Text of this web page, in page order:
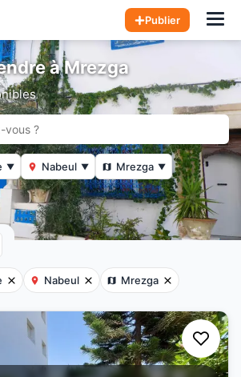
Publier
à Mrezga
▼ Nabeul ▼ Mrezga ▼
Nabeul Mrezga